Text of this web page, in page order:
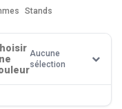
Stands
Aucune
sélection